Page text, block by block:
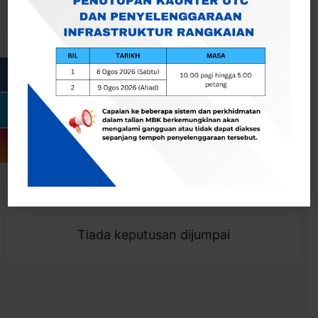
Togol Penapis
Showing 0 result
Tiada keputusan dijumpai